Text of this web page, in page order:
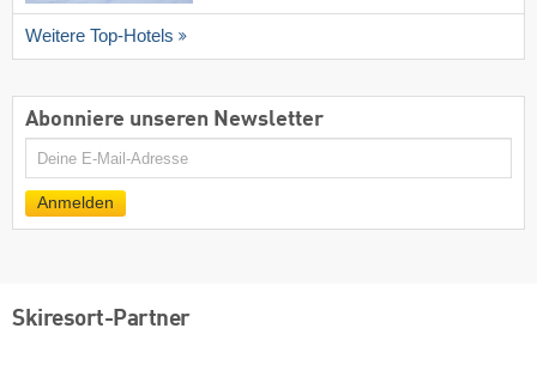
Weitere Top-Hotels
Abonniere unseren Newsletter
E-
Anmelden
Skiresort-Partner